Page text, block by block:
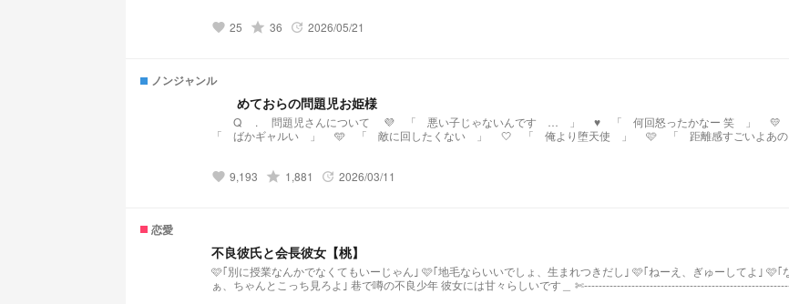
favorite 25 grade 36 update 2026/05/21
ノンジャンル
めておらの問題児お姫様
Q . 問題児さんについて 💜 「 悪い子じゃないんです … 」 ♥️ 「 何回怒ったかなー 笑 」 💛
「 ばかギャルい 」 🩵 「 敵に回したくない 」 🤍 「 俺より堕天使 」 🩷 「 距離感すごいよあの
favorite 9,193 grade 1,881 update 2026/03/11
恋愛
不良彼氏と会長彼女【桃】
🩷｢別に授業なんかでなくてもいーじゃん｣ 🩷｢地毛ならいいでしょ、生まれつきだし｣ 🩷｢ねーえ、ぎゅーしてよ｣ 🩷｢な
ぁ、ちゃんとこっち見ろよ｣ 巷で噂の不良少年 彼女には甘々らしいです＿ ✄------------------------------------------------------------